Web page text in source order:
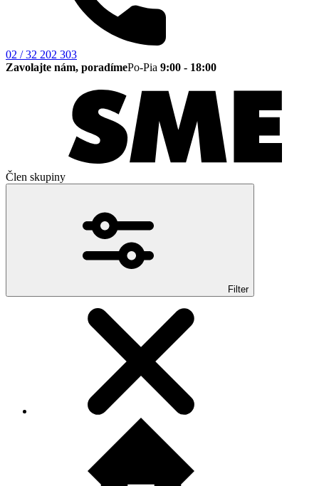
02 / 32 202 303
Zavolajte nám, poradímePo-Pia 9:00 - 18:00
Člen skupiny
Filter